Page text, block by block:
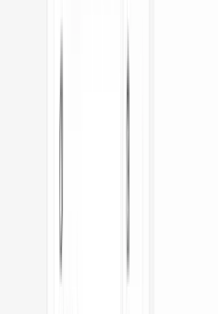
Abrir ferramenta
Contador de palavras e caracteres